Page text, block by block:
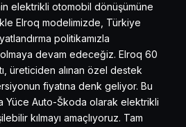
elektrikli otomobil dönüşümüne
Elroq modelimizde, Türkiye
politikamızla
devam edeceğiz. Elroq 60
üreticiden alınan özel destek
fiyatına denk geliyor. Bu
Yüce Auto-Škoda olarak elektrikli
kılmayı amaçlıyoruz. Tam